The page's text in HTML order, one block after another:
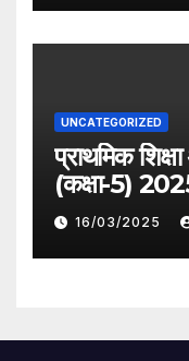
UNCATEGORIZED
प्राथमिक
(कक्षा-5) 2025
16/03/2025